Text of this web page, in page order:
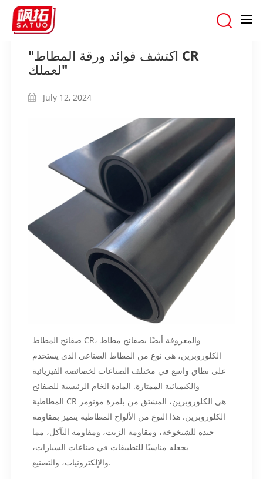
"اكتشف فوائد ورقة المطاط CR
لعملك"
July 12, 2024
صفائح المطاط CR، والمعروفة أيضًا بصفائح مطاط
الكلوروبرين، هي نوع من المطاط الصناعي الذي يستخدم
على نطاق واسع في مختلف الصناعات لخصائصه الفيزيائية
والكيميائية الممتازة. المادة الخام الرئيسية للصفائح
المطاطية CR هي الكلوروبرين، المشتق من بلمرة مونومر
الكلوروبرين. هذا النوع من الألواح المطاطية يتميز بمقاومة
جيدة للشيخوخة، ومقاومة الزيت، ومقاومة التآكل، مما
يجعله مناسبًا للتطبيقات في صناعات السيارات،
والإلكترونيات، والتصنيع.